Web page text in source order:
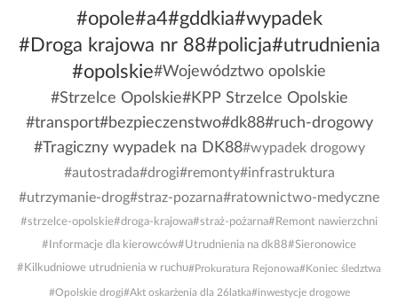
#opole#a4#gddkia#wypadek
#Droga krajowa nr 88#policja#utrudnienia
#opolskie#Województwo opolskie
#Strzelce Opolskie#KPP Strzelce Opolskie
#transport#bezpieczenstwo#dk88#ruch-drogowy
#Tragiczny wypadek na DK88#wypadek drogowy
#autostrada#drogi#remonty#infrastruktura
#utrzymanie-drog#straz-pozarna#ratownictwo-medyczne
#strzelce-opolskie#droga-krajowa#straż-pożarna#Remont nawierzchni
#Informacje dla kierowców#Utrudnienia na dk88#Sieronowice
#Kilkudniowe utrudnienia w ruchu#Prokuratura Rejonowa#Koniec śledztwa
#Opolskie drogi#Akt oskarżenia dla 26latka#inwestycje drogowe